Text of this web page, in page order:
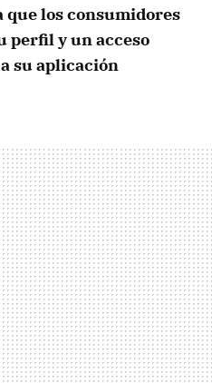
que los consumidores
perfil y un acceso
su aplicación